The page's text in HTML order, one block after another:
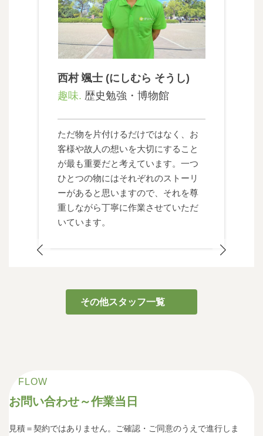
西村 颯士 (にしむら そうし)
趣味. 歴史勉強・博物館
ただ物を片付けるだけではなく、お
客様や故人の想いを大切にすること
が最も重要だと考えています。一つ
ひとつの物にはそれぞれのストーリ
ーがあると思いますので、それを尊
重しながら丁寧に作業させていただ
いています。
その他スタッフ一覧
FLOW
お問い合わせ～作業当日
見積＝契約ではありません。ご確認・ご同意のうえで進行しま